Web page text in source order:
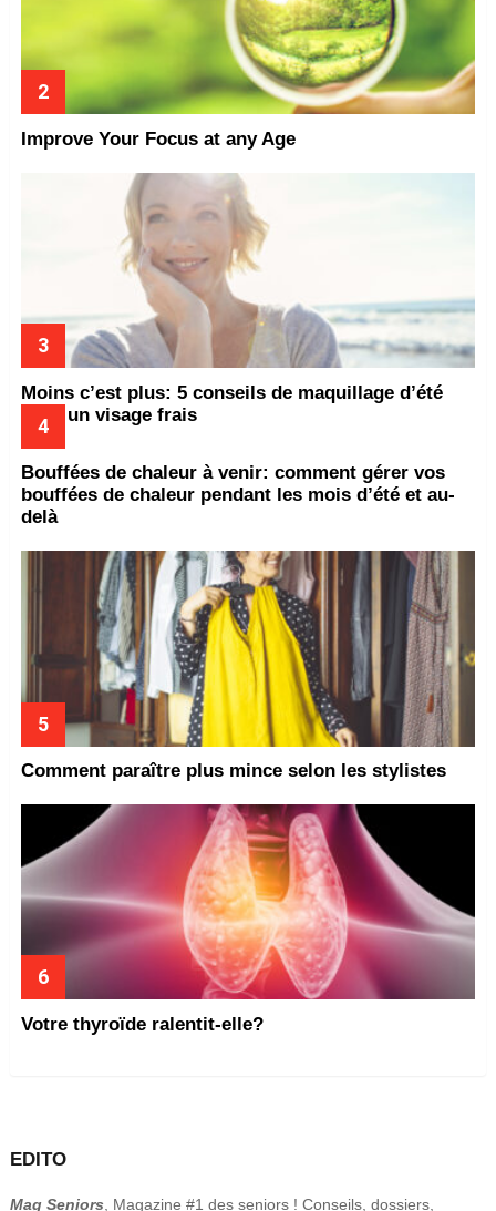
Improve Your Focus at any Age
Moins c’est plus: 5 conseils de maquillage d’été
pour un visage frais
Bouffées de chaleur à venir: comment gérer vos
bouffées de chaleur pendant les mois d’été et au-
delà
Comment paraître plus mince selon les stylistes
Votre thyroïde ralentit-elle?
EDITO
Mag Seniors , Magazine #1 des seniors ! Conseils, dossiers,